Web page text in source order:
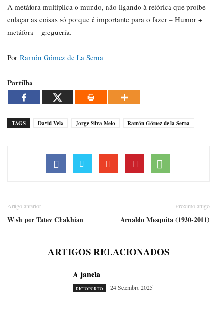
A metáfora multiplica o mundo, não ligando à retórica que proíbe
enlaçar as coisas só porque é importante para o fazer – Humor +
metáfora = greguería.
Por Ramón Gómez de La Serna
Partilha
TAGS David Vela Jorge Silva Melo Ramón Gómez de la Serna
Artigo anterior
Wish por Tatev Chakhian
Próximo artigo
Arnaldo Mesquita (1930-2011)
ARTIGOS RELACIONADOS
A janela
DICIOPORTO 24 Setembro 2025